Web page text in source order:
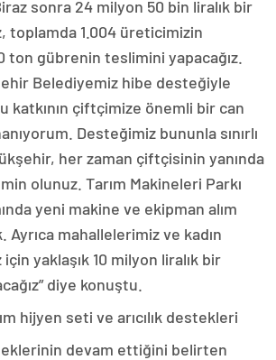
sonra 24 milyon 50 bin liralık bir
toplamda 1.004 üreticimizin
ton gübrenin teslimini yapacağız.
Belediyemiz hibe desteğiyle
katkının çiftçimize önemli bir can
Desteğimiz bununla sınırlı
her zaman çiftçisinin yanında
olunuz. Tarım Makineleri Parkı
yeni makine ve ekipman alım
Ayrıca mahallelerimiz ve kadın
yaklaşık 10 milyon liralık bir
diye konuştu.
hijyen seti ve arıcılık destekleri
devam ettiğini belirten